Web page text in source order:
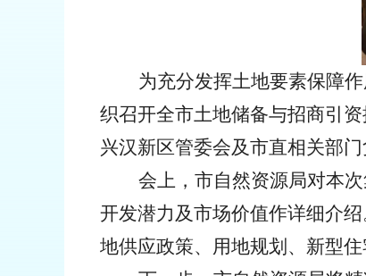
为充分发挥土地要素保障
织召开全市土地储备与招商引
兴汉新区管委会及市直相关部
会上，市自然资源局对本
开发潜力及市场价值作详细介
地供应政策、用地规划、 新型住